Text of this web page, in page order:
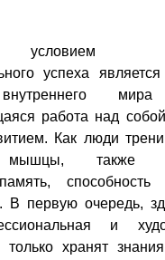
успеха
мира
работа над
Как люди
мышцы, также
В первую очередь,
и
только хранят